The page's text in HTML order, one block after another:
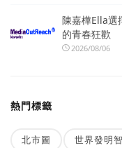
陳嘉樺Ella
的青春狂歡
2026/08/06
熱門標籤
北市圖 世界發明